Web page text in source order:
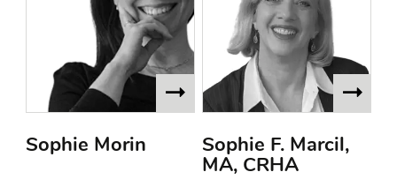
Sophie Morin Sophie F. Marcil,
MA, CRHA